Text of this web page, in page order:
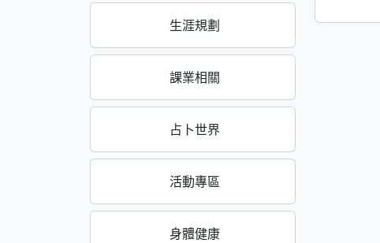
生涯規劃
課業相關
占卜世界
活動專區
身體健康